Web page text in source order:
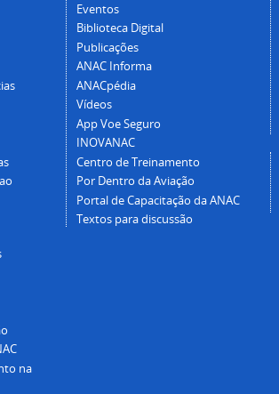
na
Eventos
Biblioteca Digital
Publicações
ANAC Informa
ANACpédia
Vídeos
App Voe Seguro
INOVANAC
Centro de Treinamento
Por Dentro da Aviação
Portal de Capacitação da ANAC
Textos para discussão